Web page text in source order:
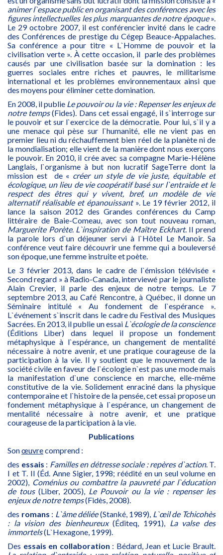
animer l`espace public en organisant des conférences avec les
figures intellectuelles les plus marquantes de notre époque».
Le 29 octobre 2007, il est conférencier invité dans le cadre
des Conférences de prestige du Cégep Beauce-Appalaches.
Sa conférence a pour titre « L`Homme de pouvoir et la
civilisation verte ». À cette occasion, il parle des problèmes
causés par une civilisation basée sur la domination : les
guerres sociales entre riches et pauvres, le militarisme
international et les problèmes environnementaux ainsi que
des moyens pour éliminer cette domination.
En 2008, il publie Le pouvoir ou la vie : Repenser les enjeux de
notre temps(Fides). Dans cet essai engagé, il s`interroge sur
le pouvoir et sur l`exercice de la démocratie. Pour lui, s`il y a
une menace qui pèse sur l`humanité, elle ne vient pas en
premier lieu ni du réchauffement bien réel de la planète ni de
la mondialisation; elle vient de la manière dont nous exerçons
le pouvoir. En 2010, il crée avec sa compagne Marie-Hélène
Langlais, l`organisme à but non lucratif SageTerre dont la
mission est de « créer un style de vie juste, équitable et
écologique, un lieu de vie coopératif basé sur l`entraide et le
respect des êtres qui y vivent, bref, un modèle de vie
alternatif réalisable et épanouissant». Le 19 février 2012, il
lance la saison 2012 des Grandes conférences du Camp
littéraire de Baie-Comeau, avec son tout nouveau roman,
Marguerite Porète. L`inspiration de Maître Eckhart. Il prend
la parole lors d`un déjeuner servi à l`Hôtel Le Manoir. Sa
conférence veut faire découvrir une femme qui a bouleversé
son époque, une femme instruite et poète.
Le 3 février 2013, dans le cadre de l`émission télévisée «
Second regard » à Radio-Canada, interviewé par le journaliste
Alain Crevier, il parle des enjeux de notre temps. Le 7
septembre 2013, au Café Rencontre, à Québec, il donne un
Séminaire intitulé « Au fondement de l`espérance ».
L`événement s`inscrit dans le cadre du Festival des Musiques
Sacrées. En 2013, il publie un essai L`écologie de la conscience
(Éditions Liber) dans lequel il propose un fondement
métaphysique à l`espérance, un changement de mentalité
nécessaire à notre avenir, et une pratique courageuse de la
participation à la vie. Il y soutient que le mouvement de la
société civile en faveur de l`écologie n`est pas une mode mais
la manifestation d`une conscience en marche, elle-même
constitutive de la vie. Solidement enraciné dans la physique
contemporaine et l`histoire de la pensée, cet essai propose un
fondement métaphysique à l`espérance, un changement de
mentalité nécessaire à notre avenir, et une pratique
courageuse de la participation à la vie.
Publications
Sonœuvrecomprend :
des essais : Familles en détresse sociale : repères d`action. T.
I et T. II (Éd. Anne Sigier, 1998; réédité en un seul volume en
2002), Coménius ou combattre la pauvreté par l`éducation
de tous(Liber, 2005), Le Pouvoir ou la vie : repenser les
enjeux de notre temps(Fidès, 2008).
des romans : L`âme déliée(Stanké, 1989), L`œil de Tchicohès
: la vision des bienheureux(Éditeq, 1991), La valse des
immortels(L`Hexagone, 1999).
Des essais en collaboration : Bédard, Jean et Lucie Brault.